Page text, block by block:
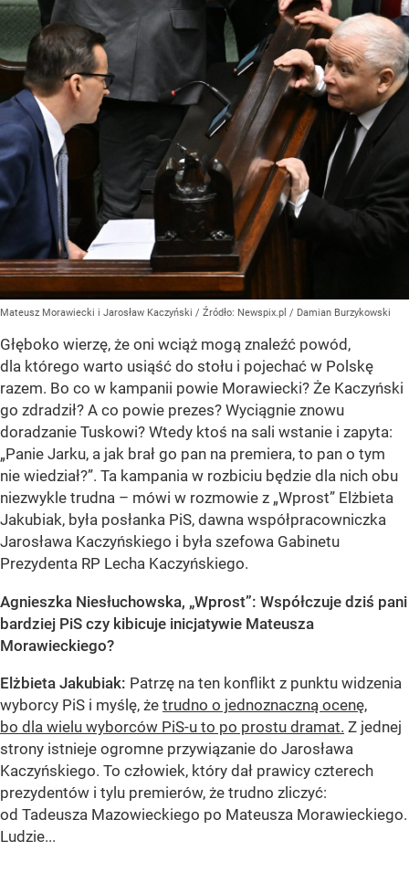
Mateusz Morawiecki i Jarosław Kaczyński / Źródło: Newspix.pl / Damian Burzykowski
Głęboko wierzę, że oni wciąż mogą znaleźć powód,
dla którego warto usiąść do stołu i pojechać w Polskę
razem. Bo co w kampanii powie Morawiecki? Że Kaczyński
go zdradził? A co powie prezes? Wyciągnie znowu
doradzanie Tuskowi? Wtedy ktoś na sali wstanie i zapyta:
„Panie Jarku, a jak brał go pan na premiera, to pan o tym
nie wiedział?”. Ta kampania w rozbiciu będzie dla nich obu
niezwykle trudna – mówi w rozmowie z „Wprost” Elżbieta
Jakubiak, była posłanka PiS, dawna współpracowniczka
Jarosława Kaczyńskiego i była szefowa Gabinetu
Prezydenta RP Lecha Kaczyńskiego.
Agnieszka Niesłuchowska, „Wprost”: Współczuje dziś pani
bardziej PiS czy kibicuje inicjatywie Mateusza
Morawieckiego?
Elżbieta Jakubiak: Patrzę na ten konflikt z punktu widzenia
wyborcy PiS i myślę, że trudno o jednoznaczną ocenę,
bo dla wielu wyborców PiS-u to po prostu dramat. Z jednej
strony istnieje ogromne przywiązanie do Jarosława
Kaczyńskiego. To człowiek, który dał prawicy czterech
prezydentów i tylu premierów, że trudno zliczyć:
od Tadeusza Mazowieckiego po Mateusza Morawieckiego.
Ludzie...